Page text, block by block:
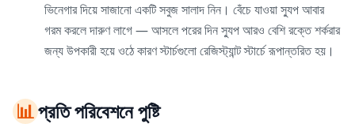
ভিনেগার দিয়ে সাজানো একটি সবুজ সালাদ নিন। বেঁচে যাওয়া স্যুপ আবার
গরম করলে দারুণ লাগে — আসলে পরের দিন স্যুপ আরও বেশি রক্তে শর্করার
জন্য উপকারী হয়ে ওঠে কারণ স্টার্চগুলো রেজিস্ট্যান্ট স্টার্চে রূপান্তরিত হয়।
📊প্রতি পরিবেশনে পুষ্টি